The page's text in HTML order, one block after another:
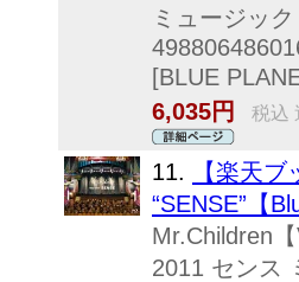
ミュージッ
[BLUE
6,035円
税込
11.
【楽天
“SENSE”【
Mr.Children
2011 センス